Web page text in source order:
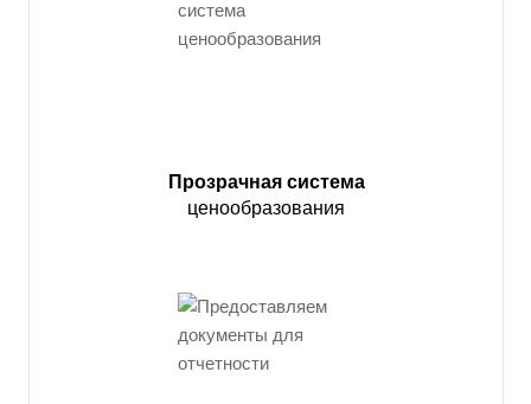
Прозрачная система
ценообразования